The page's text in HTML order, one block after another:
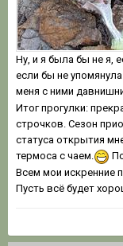
Ну, и я была бы не я,
если бы не
меня с ними
Итог прогулки:
строчков. Сезон
статуса открытия
термоса с чаем.
Всем мои искренние
Пусть всё будет